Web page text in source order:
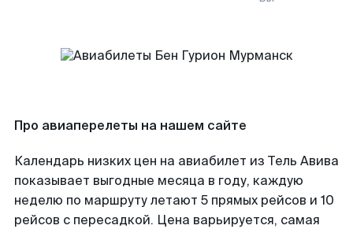
Про авиаперелеты на нашем сайте
Календарь низких цен на авиабилет из Тель Авива
показывает выгодные месяца в году, каждую
неделю по маршруту летают 5 прямых рейсов и 10
рейсов с пересадкой. Цена варьируется, самая